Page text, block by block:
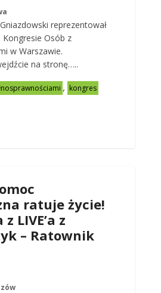
reprezentował
Osób z
w Warszawie.
na stronę…..
, kongres
ratuje życie!
LIVE’a z
– Ratownik